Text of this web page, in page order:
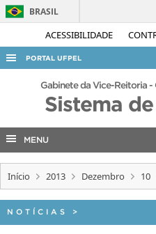
ACESSIBILIDADE
BRASIL
PORTAL UFPEL
ACESSO À INFORMAÇÃO
AUDITORIA
COBALTO
CONCURSOS
EDITAIS
INTERNACIONAL
OUVIDORIA
Gabinete da Vice-Reitoria
Sistema
MENU
Início 2013 Dezembro 10
NOTÍCIAS >